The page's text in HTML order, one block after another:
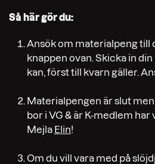
Så här gör du:
Ansök om materialpeng till
knappen ovan. Skicka in din
kan, först till kvarn gäller.
Materialpengen är slut men
bor i VG & är K-medlem
Mejla Elin!
Om du vill vara med på